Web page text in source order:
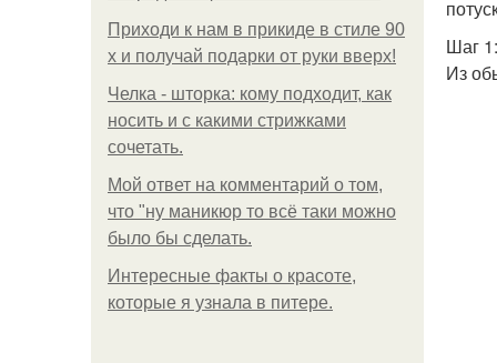
Приходи к нам в прикиде в стиле 90
х и получай подарки от руки вверх!
Челка - шторка: кому подходит, как
носить и с какими стрижками
сочетать.
Мой ответ на комментарий о том,
что "ну маникюр то всё таки можно
было бы сделать.
Интересные факты о красоте,
которые я узнала в питере.
Шаг
Из